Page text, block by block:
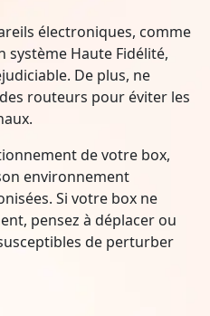
électroniques, comme
système Haute Fidélité,
De plus, ne
routeurs pour éviter les
de votre box,
environnement
Si votre box ne
pensez à déplacer ou
de perturber